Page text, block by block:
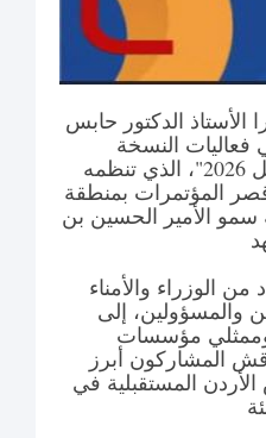
الدكتور حابس
فعاليات النسخة
الرابعة من منتدى "تواصل 2026"، الذي تنظمه
المؤتمرات بمنطقة
سمو الأمير الحسين بن
الوزراء والأمناء
والمسؤولين، إلى
مؤسسات
المشاركون أبرز
المستقبلية في